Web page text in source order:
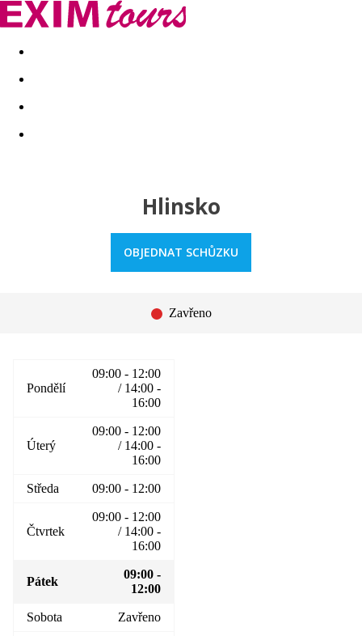
Akční nabídky Last minute
Hlinsko
OBJEDNAT SCHŮZKU
Zavřeno
Pondělí
09:00 - 12:00
/ 14:00 -
16:00
Úterý
09:00 - 12:00
/ 14:00 -
16:00
Středa 09:00 - 12:00
Čtvrtek
09:00 - 12:00
/ 14:00 -
16:00
Pátek
09:00 -
12:00
Sobota Zavřeno